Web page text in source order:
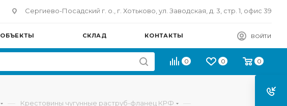
Сергиево-Посадский г. о., г. Хотьково, ул. Заводская, д. 3, стр. 1, офис 39
ОБЪЕКТЫ СКЛАД КОНТАКТЫ ВОЙТИ
0 0 0
— Крестовины чугунные раструб-фланец КРФ —